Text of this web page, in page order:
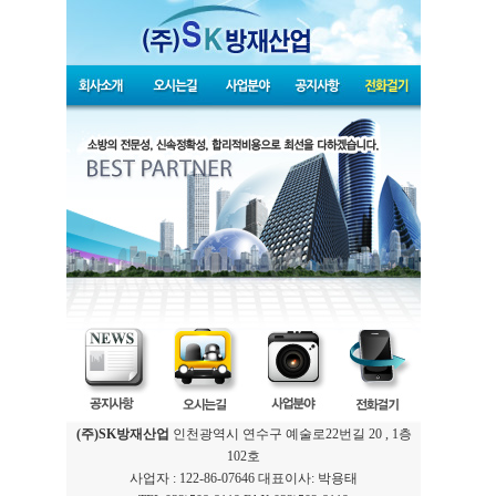
(주)SK방재산업 인천광역시 연수구 예술로22번길 20 , 1층
102호
사업자 : 122-86-07646 대표이사: 박용태